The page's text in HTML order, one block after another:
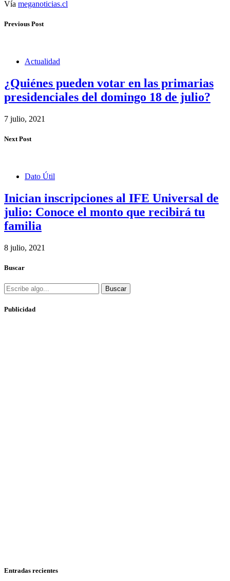
Vía meganoticias.cl
Previous Post
Actualidad
¿Quiénes pueden votar en las primarias
presidenciales del domingo 18 de julio?
7 julio, 2021
Next Post
Dato Útil
Inician inscripciones al IFE Universal de
julio: Conoce el monto que recibirá tu
familia
8 julio, 2021
Buscar
Buscar
Publicidad
Entradas recientes